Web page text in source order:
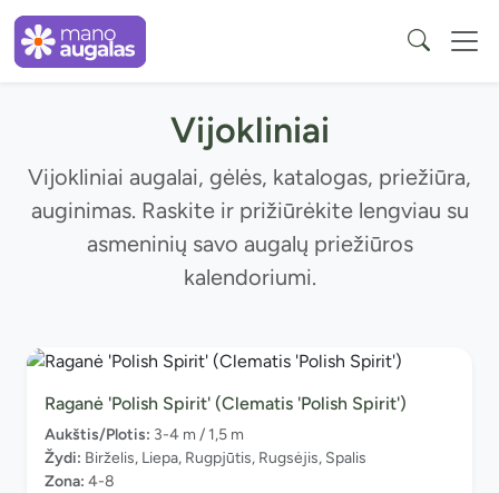
Vijokliniai
Vijokliniai augalai, gėlės, katalogas, priežiūra,
auginimas. Raskite ir prižiūrėkite lengviau su
asmeninių savo augalų priežiūros
kalendoriumi.
Raganė 'Polish Spirit' (Clematis 'Polish Spirit')
Aukštis/Plotis: 3-4 m / 1,5 m
Žydi: Birželis, Liepa, Rugpjūtis, Rugsėjis, Spalis
Zona: 4-8